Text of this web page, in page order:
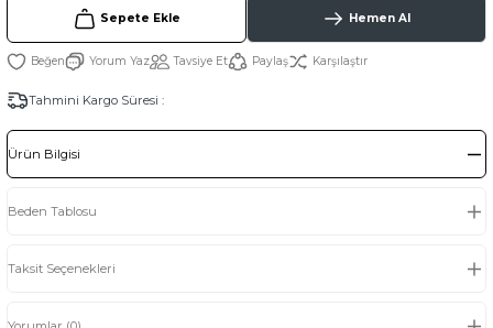
Sepete Ekle Hemen Al
Yorum Yaz Tavsiye Et Paylaş Karşılaştır
Tahmini Kargo Süresi :
Ürün Bilgisi
Beden Tablosu
Taksit Seçenekleri